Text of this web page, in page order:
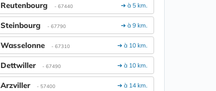
➔ à 5 km.
Reutenbourg - 67440
➔ à 9 km.
Steinbourg - 67790
➔ à 10 km.
Wasselonne - 67310
➔ à 10 km.
Dettwiller - 67490
➔ à 14 km.
Arzviller - 57400